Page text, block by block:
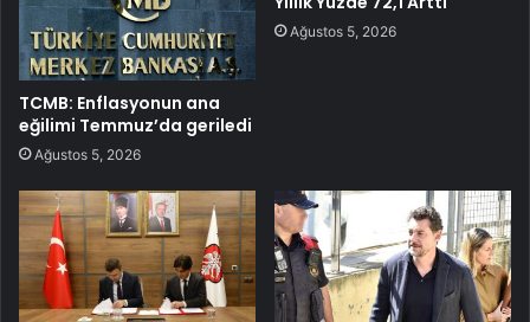
TCMB: Enflasyonun ana
eğilimi Temmuz’da geriledi
Ağustos 5, 2026
Ağustos 5, 2026